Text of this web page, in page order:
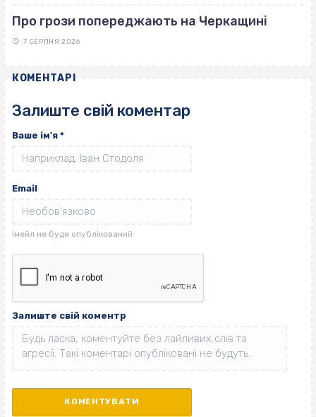
Про грози попереджають на Черкащині
7 СЕРПНЯ 2026
КОМЕНТАРІ
Залиште свій коментар
Ваше ім'я *
Email
Залиште свій коментр